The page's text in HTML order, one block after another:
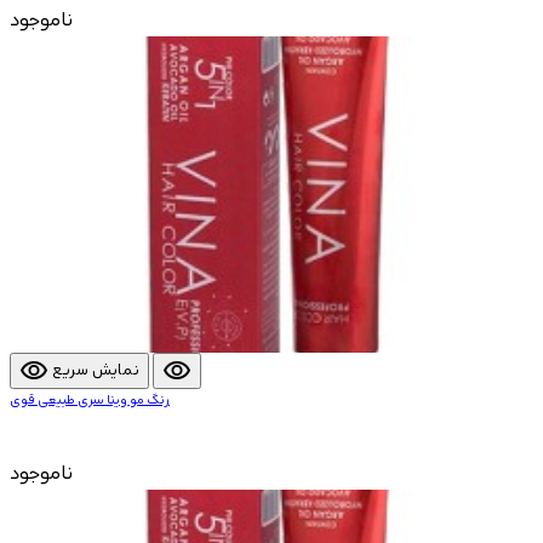
ناموجود
visibility نمایش سریع visibility
رنگ مو وینا سری طبیعی قوی
ناموجود